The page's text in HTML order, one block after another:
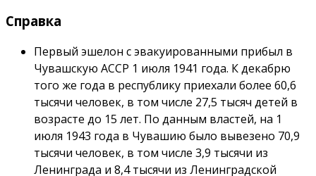
Справка
Первый эшелон с эвакуированными прибыл в
Чувашскую АССР 1 июля 1941 года. К декабрю
того же года в республику приехали более 60,6
тысячи человек, в том числе 27,5 тысяч детей в
возрасте до 15 лет. По данным властей, на 1
июля 1943 года в Чувашию было вывезено 70,9
тысячи человек, в том числе 3,9 тысячи из
Ленинграда и 8,4 тысячи из Ленинградской